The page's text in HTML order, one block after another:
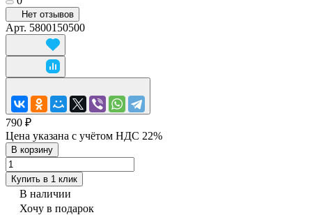
Нет отзывов
Арт. 5800150500
790 ₽
Цена указана с учётом НДС 22%
В корзину
Купить в 1 клик
В наличии
Хочу в подарок